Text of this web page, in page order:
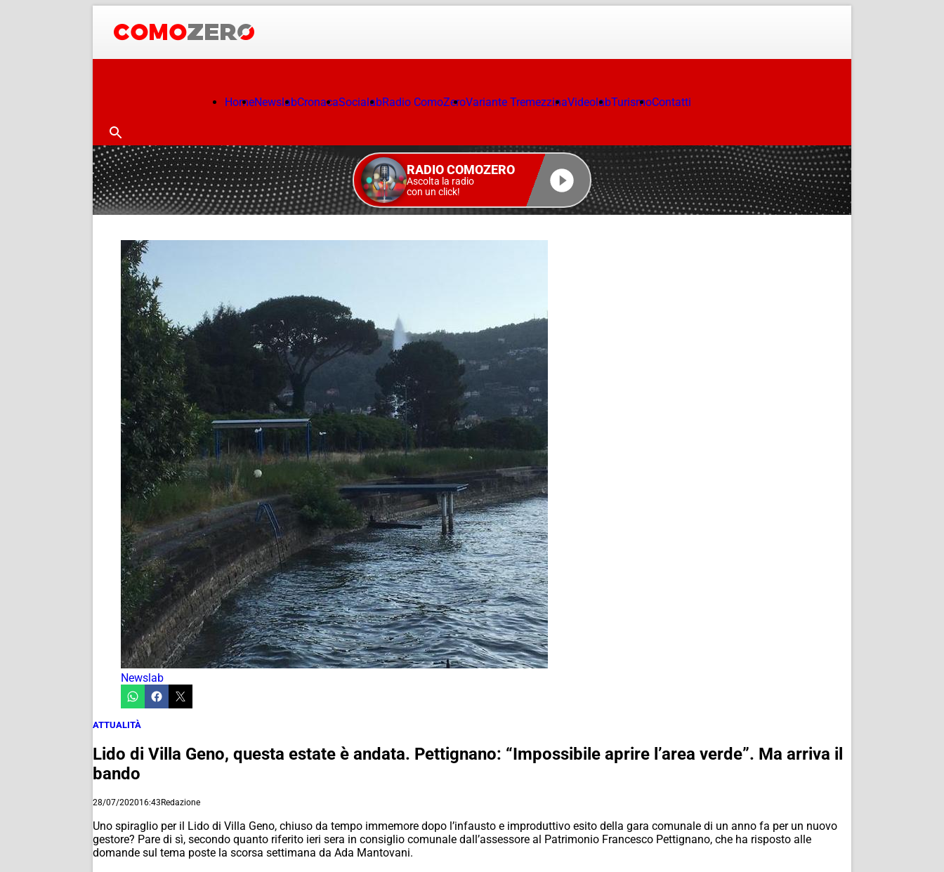
HomeNewslabCronacaSocialabRadio ComoZeroVariante TremezzinaVideolabTurismoContatti
RADIO COMOZERO
Ascolta la radio
con un click!
Newslab
ATTUALITÀ
Lido di Villa Geno, questa estate è andata. Pettignano: “Impossibile aprire l’area verde”. Ma arriva il
bando
28/07/202016:43Redazione
Uno spiraglio per il Lido di Villa Geno, chiuso da tempo immemore dopo l’infausto e improduttivo esito della gara comunale di un anno fa per un nuovo
gestore? Pare di sì, secondo quanto riferito ieri sera in consiglio comunale dall’assessore al Patrimonio Francesco Pettignano, che ha risposto alle
domande sul tema poste la scorsa settimana da Ada Mantovani.